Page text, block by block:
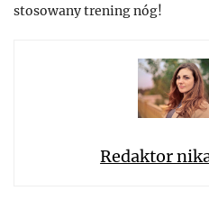
stosowany trening nóg!
Redaktor